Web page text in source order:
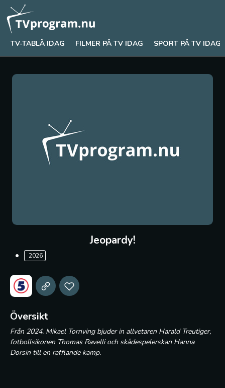
TV-TABLÅ IDAG FILMER PÅ TV IDAG SPORT PÅ TV IDAG
Jeopardy!
2026
Översikt
Från 2024. Mikael Tornving bjuder in allvetaren Harald Treutiger,
fotbollsikonen Thomas Ravelli och skådespelerskan Hanna
Dorsin till en rafflande kamp.